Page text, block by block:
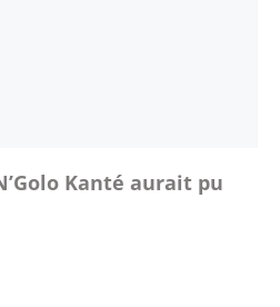
Kanté aurait pu